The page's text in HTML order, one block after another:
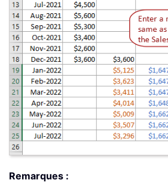
Remarques :